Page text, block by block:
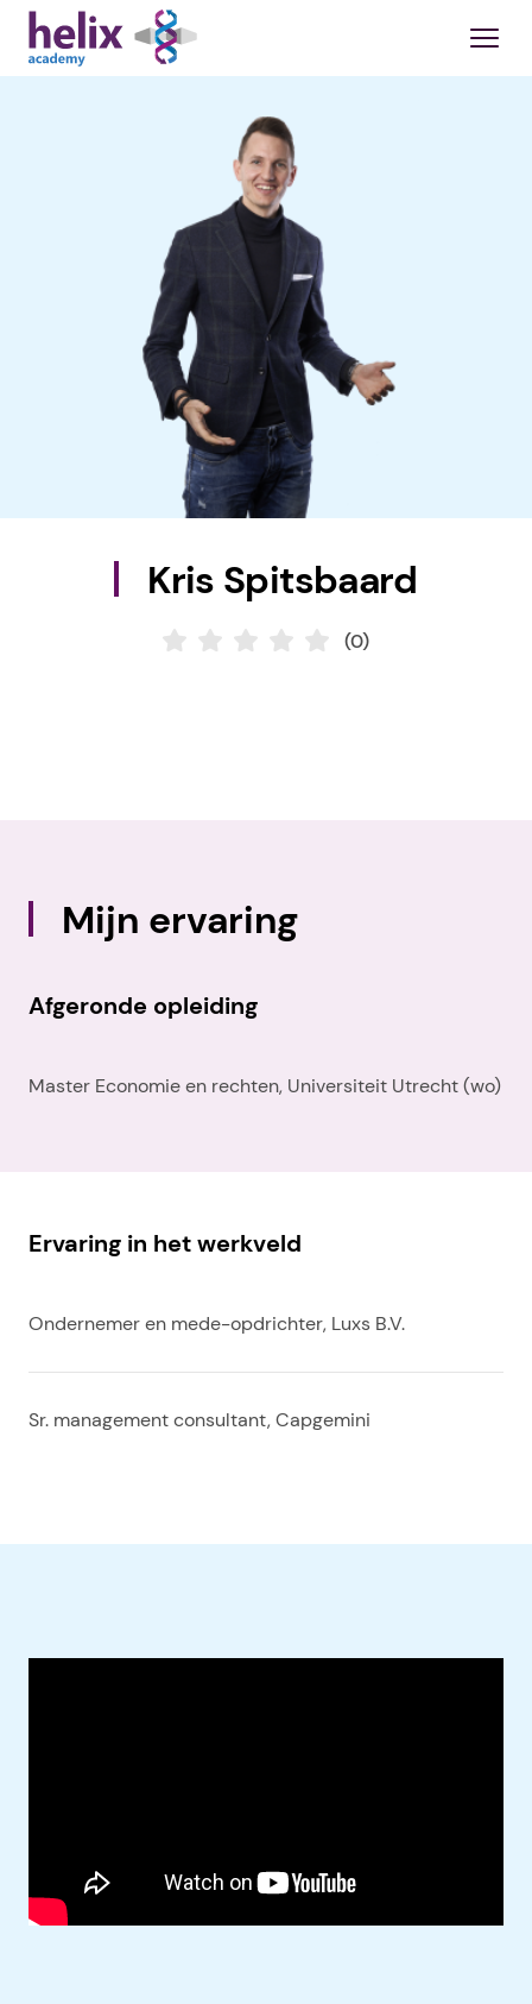
Kris Spitsbaard
(0)
Mijn ervaring
Afgeronde opleiding
Master Economie en rechten, Universiteit Utrecht (wo)
Ervaring in het werkveld
Ondernemer en mede-opdrichter, Luxs B.V.
Sr. management consultant, Capgemini